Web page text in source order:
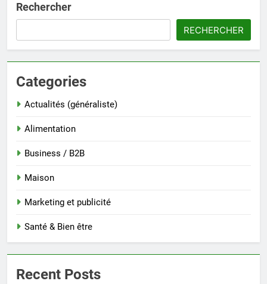
Rechercher
RECHERCHER
Categories
Actualités (généraliste)
Alimentation
Business / B2B
Maison
Marketing et publicité
Santé & Bien être
Recent Posts